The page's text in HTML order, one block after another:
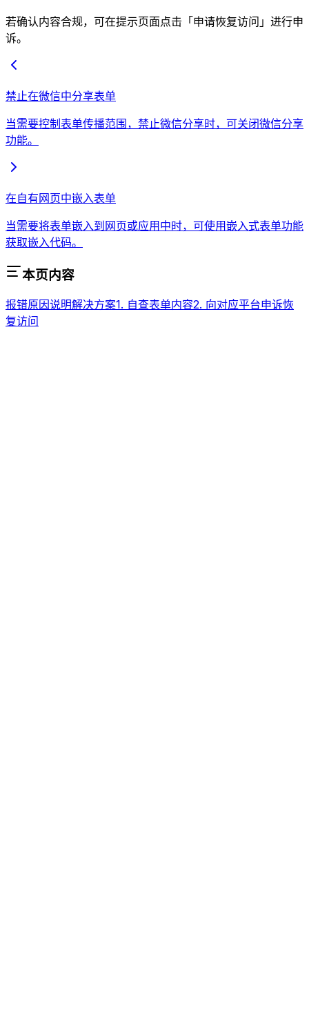
若确认内容合规，可在提示页面点击「申请恢复访问」进行申
诉。
禁止在微信中分享表单
当需要控制表单传播范围，禁止微信分享时，可关闭微信分享
功能。
在自有网页中嵌入表单
当需要将表单嵌入到网页或应用中时，可使用嵌入式表单功能
获取嵌入代码。
本页内容
报错原因说明解决方案1. 自查表单内容2. 向对应平台申诉恢
复访问